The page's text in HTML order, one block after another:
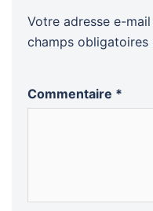
Votre adresse e-
champs obligatoires
Commentaire *